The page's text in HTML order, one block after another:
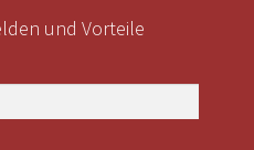
und Vorteile